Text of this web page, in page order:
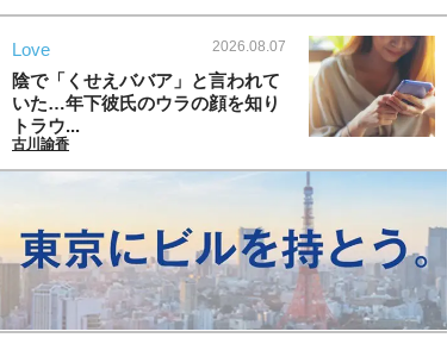
Love 2026.08.07
陰で「くせえババア」と言われて
いた…年下彼氏のウラの顔を知り
トラウ...
古川諭香